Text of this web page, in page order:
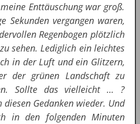
Enttäuschung war groß.
Sekunden vergangen waren,
Regenbogen plötzlich
sehen. Lediglich ein leichtes
in der Luft und ein Glitzern,
der grünen Landschaft zu
Sollte das vielleicht … ?
Gedanken wieder. Und
in den folgenden Minuten